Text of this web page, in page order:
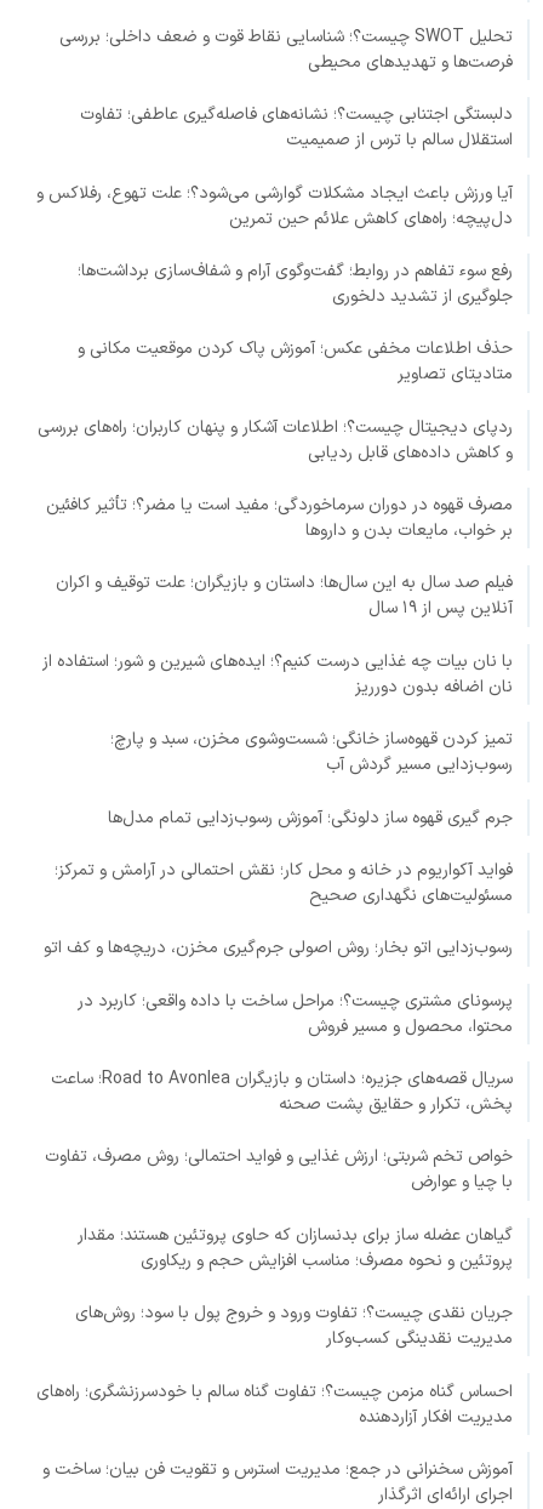
تحلیل SWOT چیست؟؛ شناسایی نقاط قوت و ضعف داخلی؛ بررسی
فرصت‌ها و تهدیدهای محیطی
دلبستگی اجتنابی چیست؟؛ نشانه‌های فاصله‌گیری عاطفی؛ تفاوت
استقلال سالم با ترس از صمیمیت
آیا ورزش باعث ایجاد مشکلات گوارشی می‌شود؟؛ علت تهوع، رفلاکس و
دل‌پیچه؛ راه‌های کاهش علائم حین تمرین
رفع سوء تفاهم در روابط؛ گفت‌وگوی آرام و شفاف‌سازی برداشت‌ها؛
جلوگیری از تشدید دلخوری
حذف اطلاعات مخفی عکس؛ آموزش پاک کردن موقعیت مکانی و
متادیتای تصاویر
ردپای دیجیتال چیست؟؛ اطلاعات آشکار و پنهان کاربران؛ راه‌های بررسی
و کاهش داده‌های قابل ردیابی
مصرف قهوه در دوران سرماخوردگی؛ مفید است یا مضر؟؛ تأثیر کافئین
بر خواب، مایعات بدن و داروها
فیلم صد سال به این سال‌ها؛ داستان و بازیگران؛ علت توقیف و اکران
آنلاین پس از ۱۹ سال
با نان بیات چه غذایی درست کنیم؟؛ ایده‌های شیرین و شور؛ استفاده از
نان اضافه بدون دورریز
تمیز کردن قهوه‌ساز خانگی؛ شست‌وشوی مخزن، سبد و پارچ؛
رسوب‌زدایی مسیر گردش آب
جرم گیری قهوه ساز دلونگی؛ آموزش رسوب‌زدایی تمام مدل‌ها
فواید آکواریوم در خانه و محل کار؛ نقش احتمالی در آرامش و تمرکز؛
مسئولیت‌های نگهداری صحیح
رسوب‌زدایی اتو بخار؛ روش اصولی جرم‌گیری مخزن، دریچه‌ها و کف اتو
پرسونای مشتری چیست؟؛ مراحل ساخت با داده واقعی؛ کاربرد در
محتوا، محصول و مسیر فروش
سریال قصه‌های جزیره؛ داستان و بازیگران Road to Avonlea؛ ساعت
پخش، تکرار و حقایق پشت صحنه
خواص تخم شربتی؛ ارزش غذایی و فواید احتمالی؛ روش مصرف، تفاوت
با چیا و عوارض
گیاهان عضله ساز برای بدنسازان که حاوی پروتئین هستند؛ مقدار
پروتئین و نحوه مصرف؛ مناسب افزایش حجم و ریکاوری
جریان نقدی چیست؟؛ تفاوت ورود و خروج پول با سود؛ روش‌های
مدیریت نقدینگی کسب‌وکار
احساس گناه مزمن چیست؟؛ تفاوت گناه سالم با خودسرزنشگری؛ راه‌های
مدیریت افکار آزاردهنده
آموزش سخنرانی در جمع؛ مدیریت استرس و تقویت فن بیان؛ ساخت و
اجرای ارائه‌ای اثرگذار